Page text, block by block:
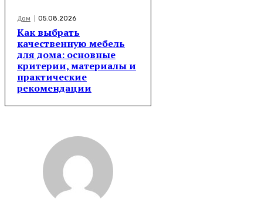
Дом 05.08.2026
Как выбрать
качественную мебель
для дома: основные
критерии, материалы и
практические
рекомендации